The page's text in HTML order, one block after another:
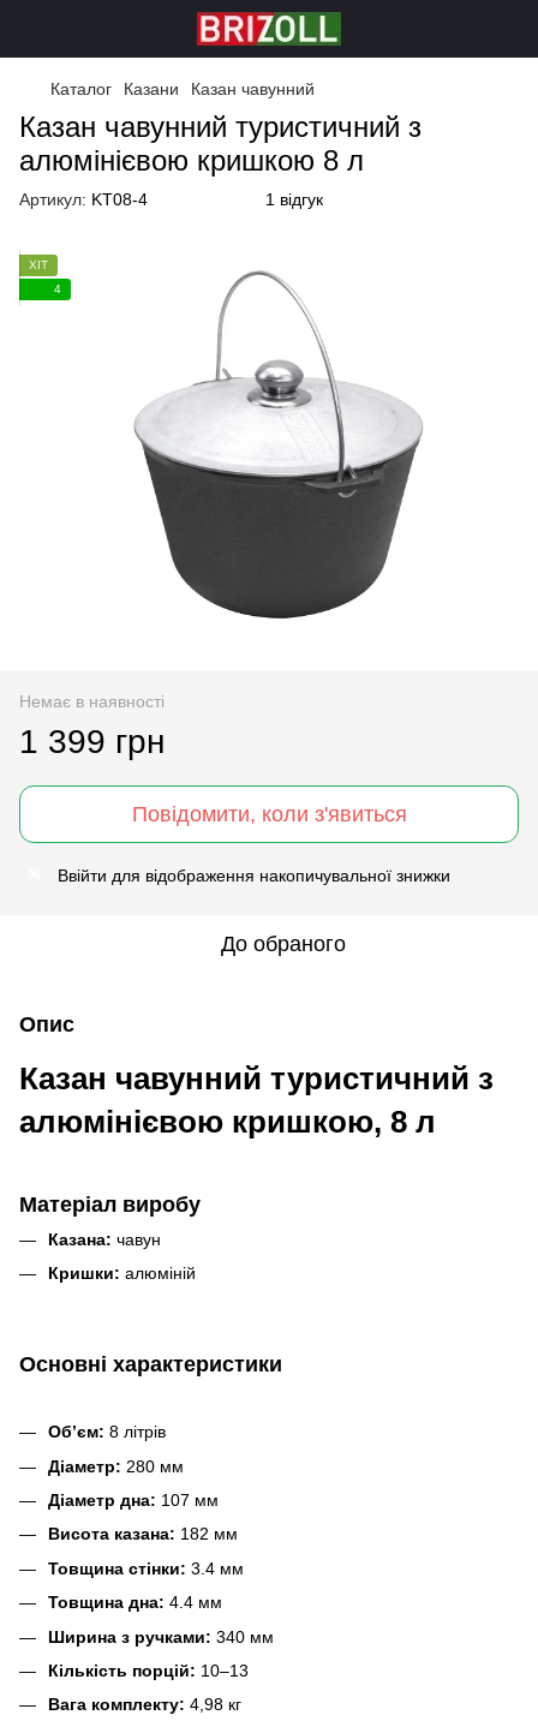
Каталог Казани Казан чавунний
Казан чавунний туристичний з
алюмінієвою кришкою 8 л
Артикул: KT08-4 1 відгук
ХІТ
4
Немає в наявності
1 399 грн
Повідомити, коли з'явиться
Ввійти для відображення накопичувальної знижки
До обраного
Опис
Казан чавунний туристичний з
алюмінієвою кришкою, 8 л
Матеріал виробу
Казана: чавун
Кришки: алюміній
Основні характеристики
Обʼєм: 8 літрів
Діаметр: 280 мм
Діаметр дна: 107 мм
Висота казана: 182 мм
Товщина стінки: 3.4 мм
Товщина дна: 4.4 мм
Ширина з ручками: 340 мм
Кількість порцій: 10–13
Вага комплекту: 4,98 кг